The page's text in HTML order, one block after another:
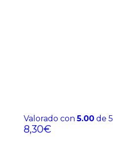
Valorado con5.00 de 5
8,30€